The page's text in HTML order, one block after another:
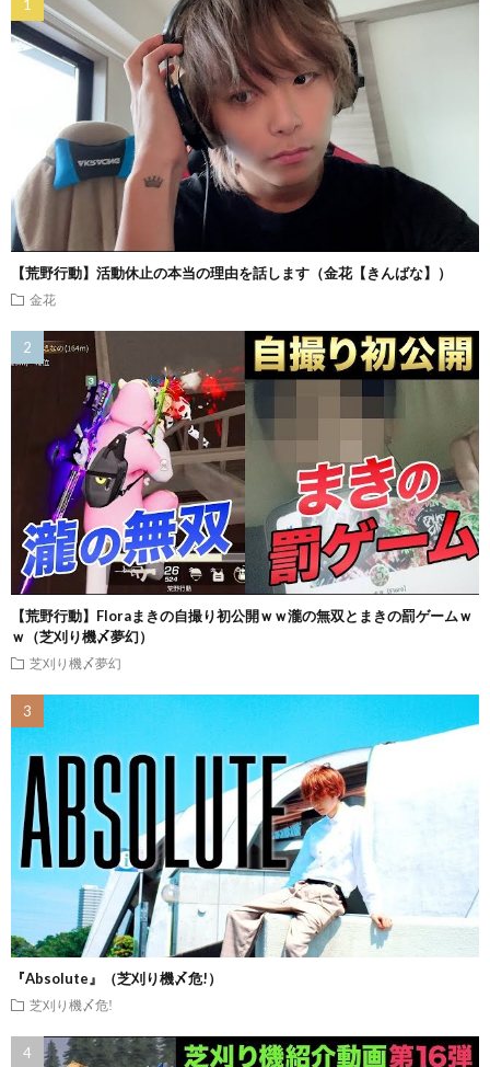
【荒野行動】活動休止の本当の理由を話します（金花【きんばな】）
金花
【荒野行動】Floraまきの自撮り初公開ｗｗ瀧の無双とまきの罰ゲームｗ
ｗ（芝刈り機〆夢幻）
芝刈り機〆夢幻
『Absolute』（芝刈り機〆危!）
芝刈り機〆危!